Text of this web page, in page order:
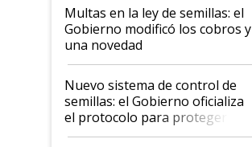
Multas en la ley de semillas: el
Gobierno modificó los cobros
una novedad
Nuevo sistema de control de
semillas: el Gobierno oficializa
el protocolo para proteger la
propiedad intelectual